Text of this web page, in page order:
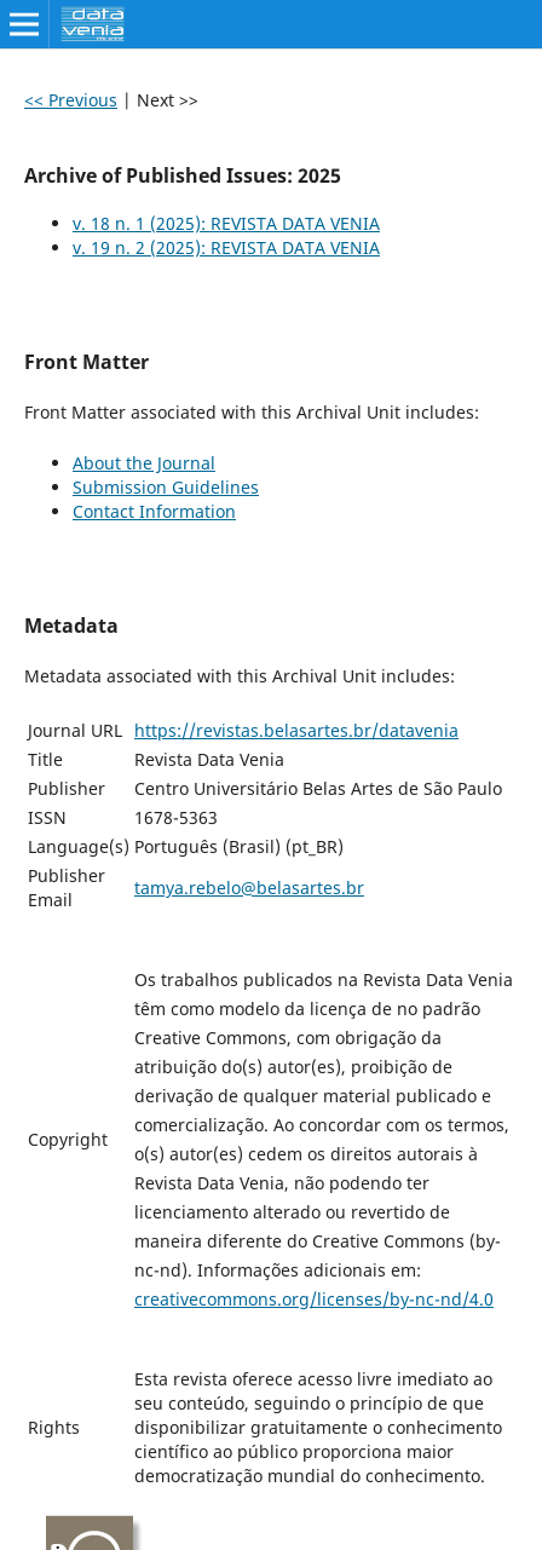
<< Previous | Next >>
Archive of Published Issues: 2025
v. 18 n. 1 (2025): REVISTA DATA VENIA
v. 19 n. 2 (2025): REVISTA DATA VENIA
Front Matter
Front Matter associated with this Archival Unit includes:
About the Journal
Submission Guidelines
Contact Information
Metadata
Metadata associated with this Archival Unit includes:
Journal URL https://revistas.belasartes.br/datavenia
Title
Revista Data Venia
Publisher
Centro Universitário Belas Artes de São Paulo
ISSN
1678-5363
Language(s) Português (Brasil) (pt_BR)
Publisher
Email
tamya.rebelo@belasartes.br
Copyright
Os trabalhos publicados na Revista Data Venia
têm como modelo da licença de no padrão
Creative Commons, com obrigação da
atribuição do(s) autor(es), proibição de
derivação de qualquer material publicado e
comercialização. Ao concordar com os termos,
o(s) autor(es) cedem os direitos autorais à
Revista Data Venia, não podendo ter
licenciamento alterado ou revertido de
maneira diferente do Creative Commons (by-
nc-nd). Informações adicionais em:
creativecommons.org/licenses/by-nc-nd/4.0
Rights
Esta revista oferece acesso livre imediato ao
seu conteúdo, seguindo o princípio de que
disponibilizar gratuitamente o conhecimento
científico ao público proporciona maior
democratização mundial do conhecimento.